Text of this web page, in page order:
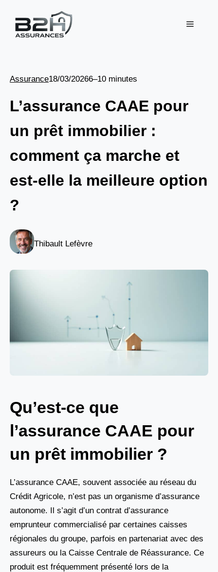
contenu
Menu
Assurance18/03/20266–10 minutes
L’assurance CAAE pour
un prêt immobilier :
comment ça marche et
est-elle la meilleure option
?
Thibault Lefèvre
Qu’est-ce que
l’assurance CAAE pour
un prêt immobilier ?
L’assurance CAAE, souvent associée au réseau du
Crédit Agricole, n’est pas un organisme d’assurance
autonome. Il s’agit d’un contrat d’assurance
emprunteur commercialisé par certaines caisses
régionales du groupe, parfois en partenariat avec des
assureurs ou la Caisse Centrale de Réassurance. Ce
produit est fréquemment présenté lors de la